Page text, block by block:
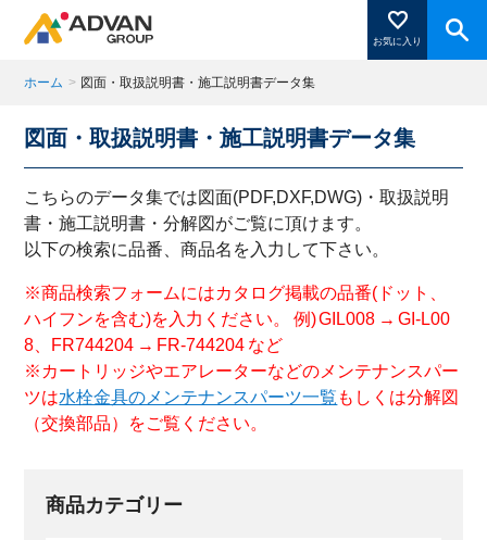
お気に入り
商品ページにある「お気に入り登録」を押すと登録した
商品がここに表示されます。
ホーム > 図面・取扱説明書・施工説明書データ集
図面・取扱説明書・施工説明書データ集
こちらのデータ集では図面(PDF,DXF,DWG)・取扱説明
書・施工説明書・分解図がご覧に頂けます。
以下の検索に品番、商品名を入力して下さい。
※商品検索フォームにはカタログ掲載の品番(ドット、
ハイフンを含む)を入力ください。 例) GIL008 → GI-L00
8、FR744204 → FR-744204 など
※カートリッジやエアレーターなどのメンテナンスパー
ツは水栓金具のメンテナンスパーツ一覧 もしくは分解図
（交換部品）をご覧ください。
商品カテゴリー